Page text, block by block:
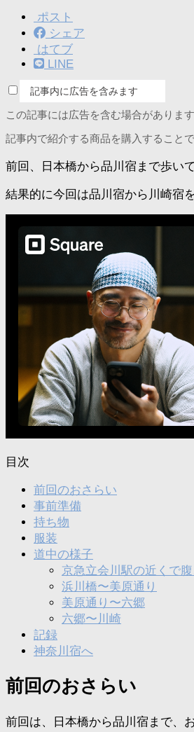
ポスト
シェア
はてブ
LINE
記事内に広告を含みます
この記事には広告を含む場合があります
記事内で紹介する商品を購入すること
前回、日本橋から品川宿まで歩い
結果的に今回は品川宿から川崎宿
目次
前回のおさらい
事前準備
持ち物
服装
道中の様子
京急立会川駅の近くで腹
浜川橋〜美原通り
美原通り〜六郷
六郷〜川崎
記録
神奈川宿へ
前回のおさらい
前回は、日本橋から品川宿まで、